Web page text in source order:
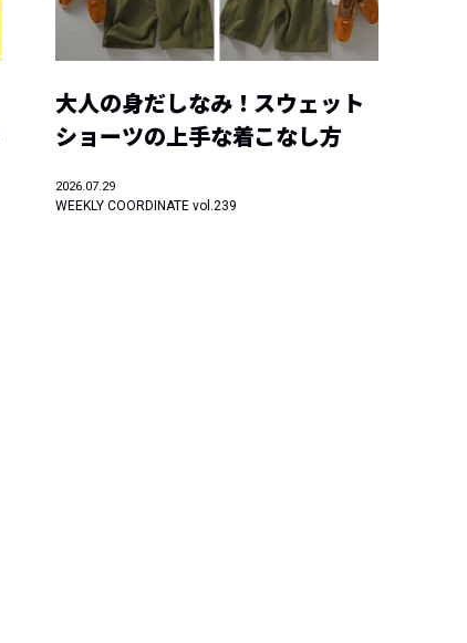
大人の身だしなみ！スウェット
ショーツの上手な着こなし方
2026.07.29
WEEKLY COORDINATE vol.239